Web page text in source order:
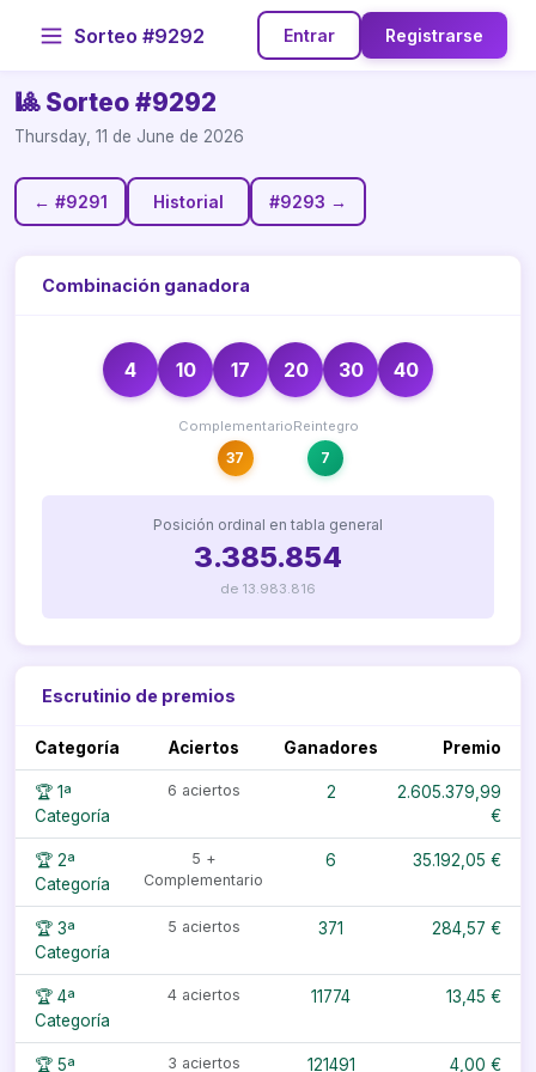
Sorteo #9292 Entrar Registrarse
🎱 Sorteo #9292
Thursday, 11 de June de 2026
← #9291 Historial #9293 →
Combinación ganadora
4 10 17 20 30 40
Complementario
37
Reintegro
7
Posición ordinal en tabla general
3.385.854
de 13.983.816
Escrutinio de premios
Categoría Aciertos Ganadores Premio
🏆 1ª
Categoría
6 aciertos 2
2.605.379,99
€
🏆 2ª
Categoría
5 +
Complementario
6 35.192,05 €
🏆 3ª
Categoría
5 aciertos 371 284,57 €
🏆 4ª
Categoría
4 aciertos 11774 13,45 €
🏆 5ª 3 aciertos 121491 4,00 €